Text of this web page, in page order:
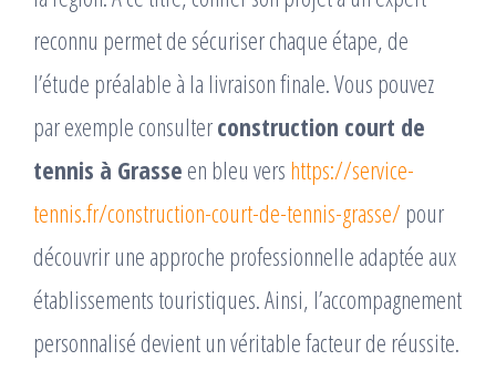
reconnu permet de sécuriser chaque étape, de
l’étude préalable à la livraison finale. Vous pouvez
par exemple consulterconstruction court de
tennis à Grasse en bleu vers https://service-
tennis.fr/construction-court-de-tennis-grasse/ pour
découvrir une approche professionnelle adaptée aux
établissements touristiques. Ainsi, l’accompagnement
personnalisé devient un véritable facteur de réussite.